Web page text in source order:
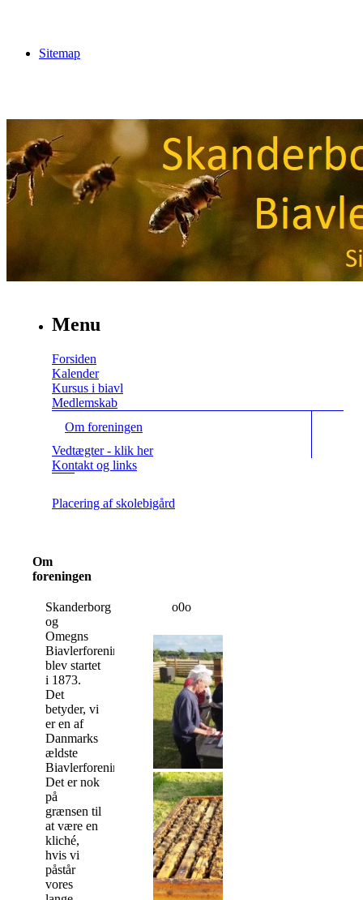
Sitemap
Menu
Forsiden
Kalender
Kursus i biavl
Medlemskab
Om foreningen
Vedtægter - klik her
Kontakt og links
Placering af skolebigård
Om
foreningen
Skanderborg
og
Omegns
Biavlerforening
blev startet
i 1873.
Det
betyder, vi
er en af
Danmarks
ældste
Biavlerforeninger.
Det er nok
på
grænsen til
at være en
kliché,
hvis vi
påstår
vores
o0o